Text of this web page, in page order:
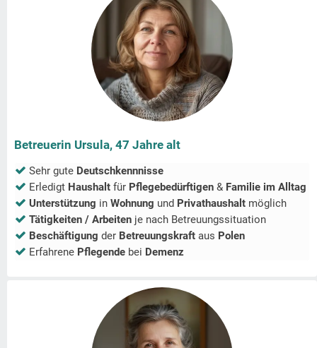
Betreuerin Ursula, 47 Jahre alt
Sehr gute Deutschkennnisse
Erledigt Haushalt für Pflegebedürftigen & Familie im Alltag
Unterstützung in Wohnung und Privathaushalt möglich
Tätigkeiten / Arbeiten je nach Betreuungssituation
Beschäftigung der Betreuungskraft aus Polen
Erfahrene Pflegende bei Demenz